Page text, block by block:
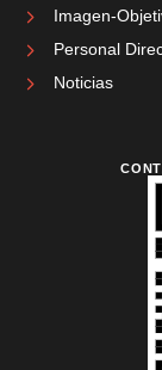
Imagen-
Personal
Noticias